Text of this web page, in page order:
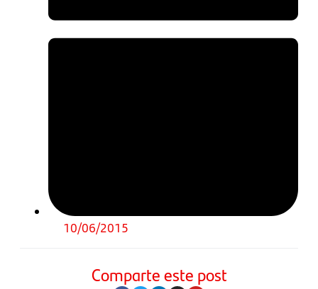
10/06/2015
Comparte este post